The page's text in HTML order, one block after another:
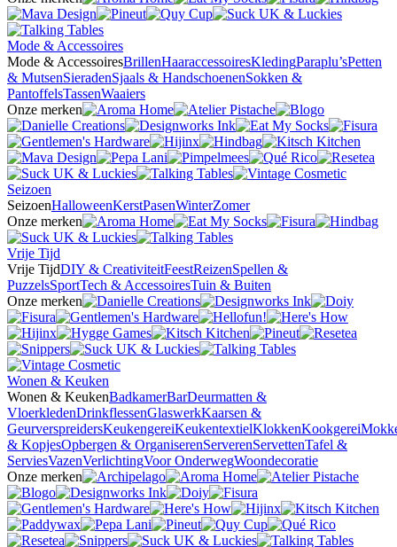
Mode & Accessoires
Mode & AccessoiresBrillenHaaraccessoiresKledingParaplu’sPetten
& MutsenSieradenSjaals & HandschoenenSokken &
PantoffelsTassenWaaiers
Onze merken
Seizoen
SeizoenHalloweenKerstPasenWinterZomer
Onze merken
Vrije Tijd
Vrije TijdDIY & CreativiteitFeestReizenSpellen &
PuzzelsSportTech & AccessoiresTuin & Buiten
Onze merken
Wonen & Keuken
Wonen & KeukenBadkamerBarDeurmatten &
VloerkledenDrinkflessenGlaswerkKaarsen &
GeurverspreidersKeukengereiKeukentextielKlokkenKookgerei
& KopjesOpbergen & OrganiserenServerenServettenTafel &
ServiesVazenVerlichtingVoor OnderwegWoondecoratie
Onze merken